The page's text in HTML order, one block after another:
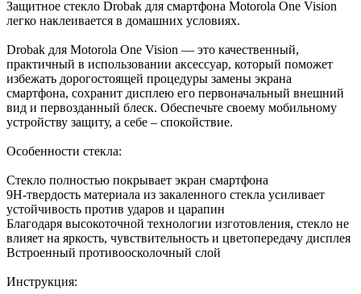
Защитное стекло Drobak для смартфона Motorola One Vision
легко наклеивается в домашних условиях.
Drobak для Motorola One Vision — это качественный,
практичный в использовании аксессуар, который поможет
избежать дорогостоящей процедуры замены экрана
смартфона, сохранит дисплею его первоначальный внешний
вид и первозданный блеск. Обеспечьте своему мобильному
устройству защиту, а себе – спокойствие.
Особенности стекла:
Стекло полностью покрывает экран смартфона
9H-твердость материала из закаленного стекла усиливает
устойчивость против ударов и царапин
Благодаря высокоточной технологии изготовления, стекло не
влияет на яркость, чувствительность и цветопередачу дисплея
Встроенный противоосколочный слой
Инструкция: